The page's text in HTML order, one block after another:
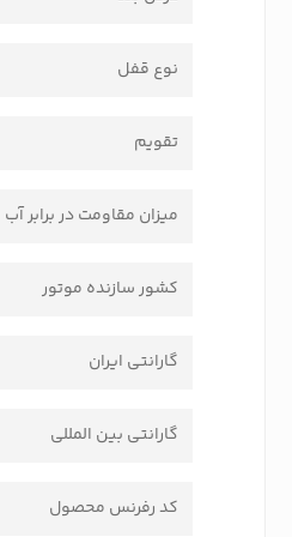
نوع قفل
تقویم
میزان مقاومت در برابر آب
کشور سازنده موتور
گارانتی ایران
گارانتی بین المللی
کد رفرنس محصول